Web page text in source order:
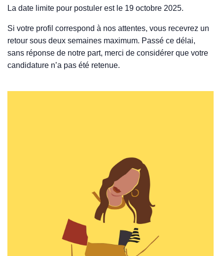
La date limite pour postuler est le 19 octobre 2025.
Si votre profil correspond à nos attentes, vous recevrez un
retour sous deux semaines maximum. Passé ce délai,
sans réponse de notre part, merci de considérer que votre
candidature n’a pas été retenue.